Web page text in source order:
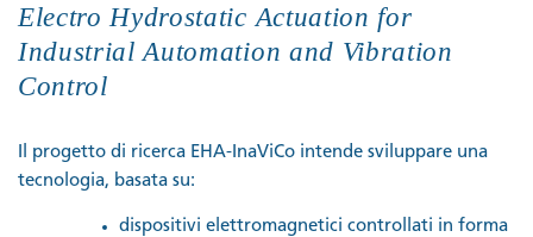
Electro Hydrostatic Actuation for
Industrial Automation and Vibration
Control
Il progetto di ricerca EHA-InaViCo intende sviluppare una
tecnologia, basata su:
dispositivi elettromagnetici controllati in forma